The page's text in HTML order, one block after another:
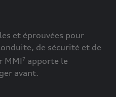
et éprouvées pour
de sécurité et de
MMI 7 apporte le
avant.